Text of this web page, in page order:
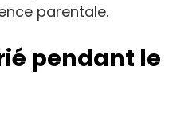
parentale.
pendant le